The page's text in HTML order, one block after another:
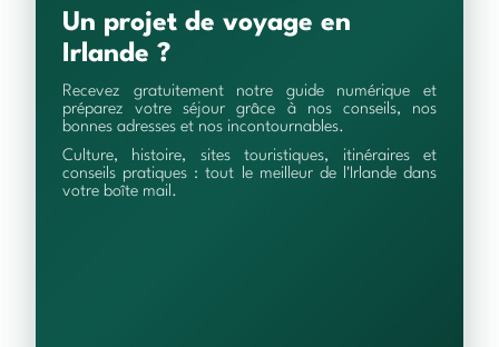
Un projet de voyage en
Irlande ?
Recevez gratuitement notre guide numérique et
préparez votre séjour grâce à nos conseils, nos
bonnes adresses et nos incontournables.
Culture, histoire, sites touristiques, itinéraires et
conseils pratiques : tout le meilleur de l'Irlande dans
votre boîte mail.